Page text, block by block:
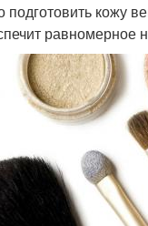
кожу
равномерное